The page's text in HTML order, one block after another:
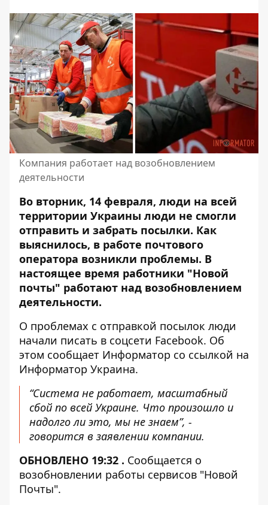
Компания работает над возобновлением
деятельности
Во вторник, 14 февраля, люди на всей
территории Украины люди не смогли
отправить и забрать посылки. Как
выяснилось, в работе почтового
оператора возникли проблемы. В
настоящее время работники "Новой
почты" работают над возобновлением
деятельности.
О проблемах с отправкой посылок люди
начали писать в соцсети Facebook. Об
этом сообщает Информатор со ссылкой на
Информатор Украина.
“Система не работает, масштабный
сбой по всей Украине. Что произошло и
надолго ли это, мы не знаем”, -
говорится в заявлении компании.
ОБНОВЛЕНО 19:32 . Сообщается о
возобновлении работы сервисов "Новой
Почты".